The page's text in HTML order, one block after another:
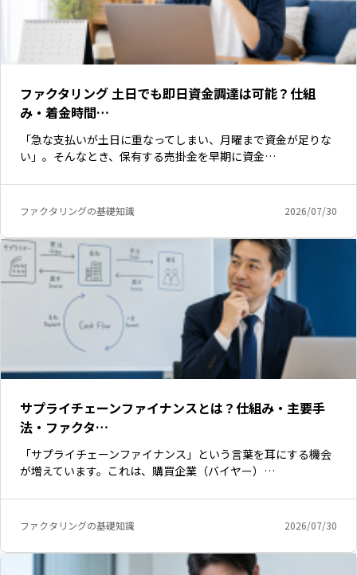
ファクタリング 土日でも即日資金調達は可能？仕組
み・着金時間…
「急な支払いが土日に重なってしまい、月曜まで資金が足りな
い」。そんなとき、保有する売掛金を早期に資金…
ファクタリングの基礎知識 2026/07/30
サプライチェーンファイナンスとは？仕組み・主要手
法・ファクタ…
「サプライチェーンファイナンス」という言葉を耳にする機会
が増えています。これは、購買企業（バイヤー）…
ファクタリングの基礎知識 2026/07/30